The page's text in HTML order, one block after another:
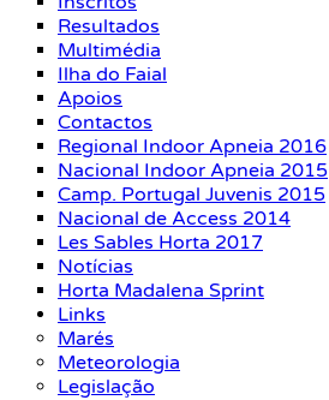
Resultados
Multimédia
Ilha do Faial
Apoios
Contactos
Regional Indoor Apneia 2016
Nacional Indoor Apneia 2015
Camp. Portugal Juvenis 2015
Nacional de Access 2014
Les Sables Horta 2017
Notícias
Horta Madalena Sprint
Links
Marés
Meteorologia
Legislação